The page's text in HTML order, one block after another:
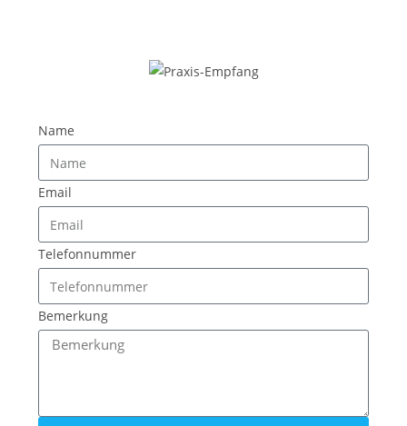
Name
Email
Telefonnummer
Bemerkung